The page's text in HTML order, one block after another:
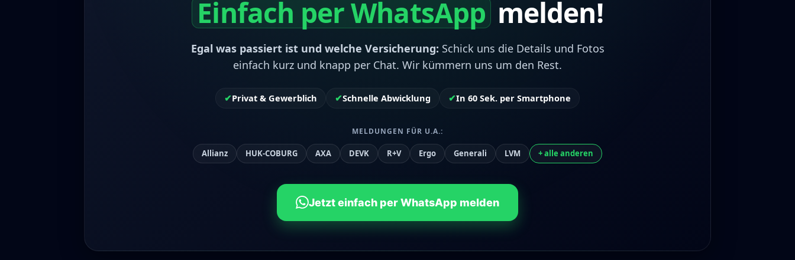
Einfach per WhatsApp melden!
Egal was passiert ist und welche Versicherung: Schick uns die Details und Fotos
einfach kurz und knapp per Chat. Wir kümmern uns um den Rest.
✔Privat & Gewerblich ✔Schnelle Abwicklung ✔In 60 Sek. per Smartphone
MELDUNGEN FÜR U.A.:
Allianz HUK-COBURG AXA DEVK R+V Ergo Generali LVM + alle anderen
Jetzt einfach per WhatsApp melden